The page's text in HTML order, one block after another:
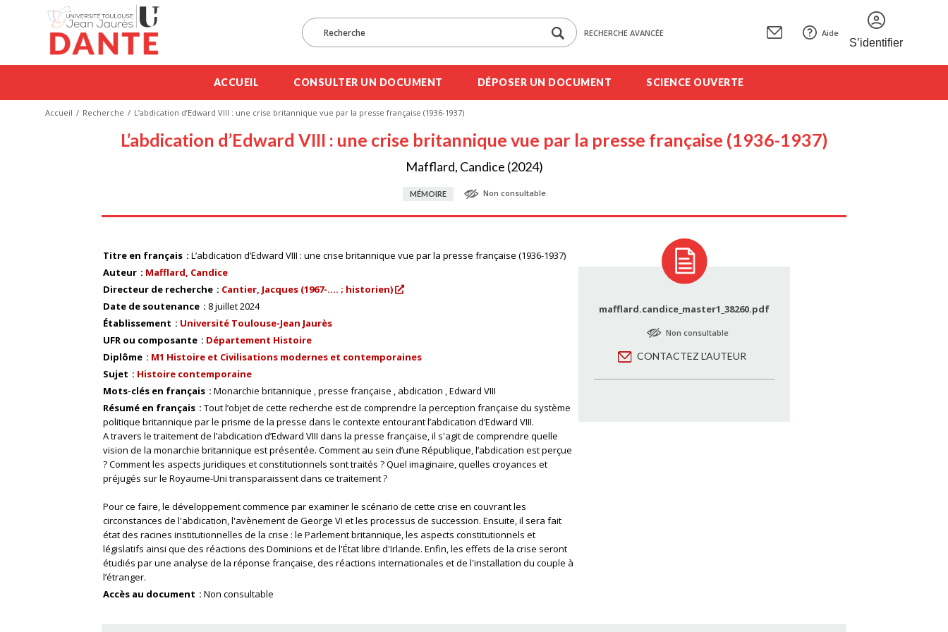
RECHERCHE AVANCÉE Aide
S’identifier
ACCUEIL CONSULTER UN DOCUMENT DÉPOSER UN DOCUMENT SCIENCE OUVERTE
Accueil Recherche L’abdication d’Edward VIII : une crise britannique vue par la presse française (1936-1937)
L’abdication d’Edward VIII : une crise britannique vue par la presse française (1936-1937)
Mafflard, Candice (2024)
MÉMOIRE Non consultable
Titre en français
L’abdication d’Edward VIII : une crise britannique vue par la presse française (1936-1937)
Auteur
Mafflard, Candice
Directeur de recherche
Cantier, Jacques (1967-.... ; historien)
Date de soutenance
8 juillet 2024
Établissement
Université Toulouse-Jean Jaurès
UFR ou composante
Département Histoire
Diplôme
M1 Histoire et Civilisations modernes et contemporaines
Sujet
Histoire contemporaine
Mots-clés en français
Monarchie britannique presse française abdication Edward VIII
Résumé en français
Tout l’objet de cette recherche est de comprendre la perception française du système
politique britannique par le prisme de la presse dans le contexte entourant l’abdication d’Edward VIII.
A travers le traitement de l’abdication d’Edward VIII dans la presse française, il s'agit de comprendre quelle
vision de la monarchie britannique est présentée. Comment au sein d’une République, l’abdication est perçue
? Comment les aspects juridiques et constitutionnels sont traités ? Quel imaginaire, quelles croyances et
préjugés sur le Royaume-Uni transparaissent dans ce traitement ?
Pour ce faire, le développement commence par examiner le scénario de cette crise en couvrant les
circonstances de l'abdication, l'avènement de George VI et les processus de succession. Ensuite, il sera fait
état des racines institutionnelles de la crise : le Parlement britannique, les aspects constitutionnels et
législatifs ainsi que des réactions des Dominions et de l'État libre d'Irlande. Enfin, les effets de la crise seront
étudiés par une analyse de la réponse française, des réactions internationales et de l'installation du couple à
l’étranger.
Accès au document
Non consultable
mafflard.candice_master1_38260.pdf
Non consultable
CONTACTEZ L'AUTEUR